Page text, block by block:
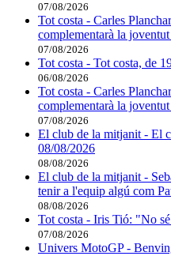
07/08/2026
Tot costa - Carles
complementarà la
07/08/2026
Tot costa - Tot costa, de
06/08/2026
Tot costa - Carles
complementarà la
07/08/2026
El club de la mitjanit - El
08/08/2026
08/08/2026
El club de la mitjanit -
tenir a l'equip algú com
08/08/2026
Tot costa - Iris Tió: "No
07/08/2026
Univers MotoGP -